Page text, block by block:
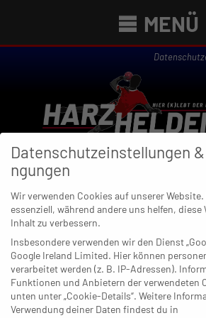
MENÜ
Newsübersicht
11. MAI 2020
wieder zu
Datenschutzeinstellungen
ngungen
Wir verwenden Cookies auf unserer
essenziell, während andere uns helfen, diese
Inhalt zu verbessern.
Insbesondere verwenden wir den Dienst
Google Ireland Limited. Hier können
verarbeitet werden (z. B. IP-Adressen).
Funktionen und Anbietern der verwendeten
unten unter „Cookie-Details“. Weitere
Verwendung deiner Daten findest du in